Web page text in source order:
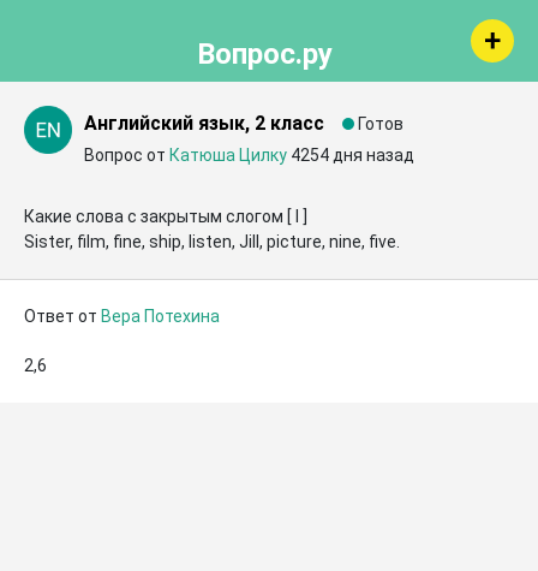
Вопрос.ру
Английский язык, 2 класс
Готов
Вопрос от Катюша Цилку 4254 дня назад
Какие слова с закрытым слогом [ I ]
Sister, film, fine, ship, listen, Jill, picture, nine, five.
Ответ от Вера Потехина
2,6